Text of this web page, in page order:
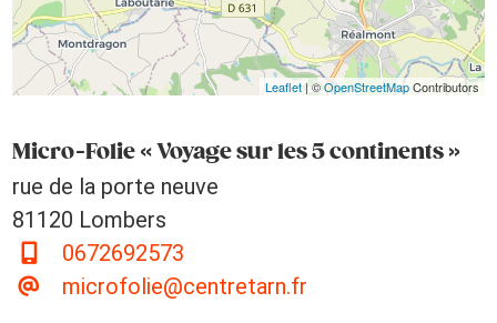
Leaflet| ©OpenStreetMapContributors
Micro-Folie « Voyage sur les 5 continents »
rue de la porte neuve
81120 Lombers
0672692573
microfolie@centretarn.fr